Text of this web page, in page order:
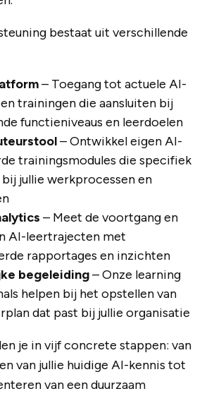
bestaat uit verschillende
– Toegang tot actuele AI-
trainingen die aansluiten bij
functieniveaus en leerdoelen
– Ontwikkel eigen AI-
trainingsmodules die specifiek
jullie werkprocessen en
– Meet de voortgang en
AI-leertrajecten met
rapportages en inzichten
begeleiding– Onze learning
helpen bij het opstellen van
dat past bij jullie organisatie
je in vijf concrete stappen: van
van jullie huidige AI-kennis tot
van een duurzaam